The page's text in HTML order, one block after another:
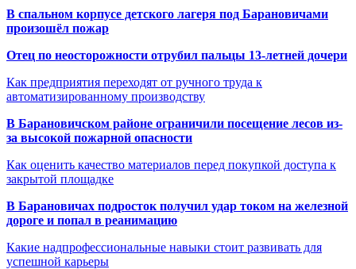
В спальном корпусе детского лагеря под Барановичами
произошёл пожар
Отец по неосторожности отрубил пальцы 13-летней дочери
Как предприятия переходят от ручного труда к
автоматизированному производству
В Барановичском районе ограничили посещение лесов из-
за высокой пожарной опасности
Как оценить качество материалов перед покупкой доступа к
закрытой площадке
В Барановичах подросток получил удар током на железной
дороге и попал в реанимацию
Какие надпрофессиональные навыки стоит развивать для
успешной карьеры